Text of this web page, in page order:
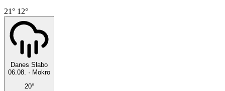
21° 12°
Danes Slabo
06.08. · Mokro
20°